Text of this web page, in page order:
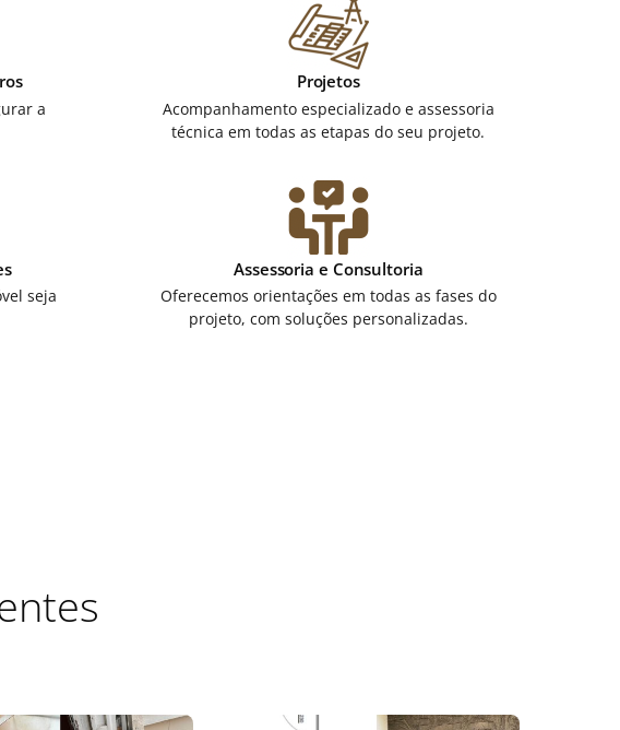
a
seja
Projetos
Acompanhamento especializado e assessoria
técnica em todas as etapas do seu projeto.
Assessoria e Consultoria
Oferecemos orientações em todas as fases do
projeto, com soluções personalizadas.